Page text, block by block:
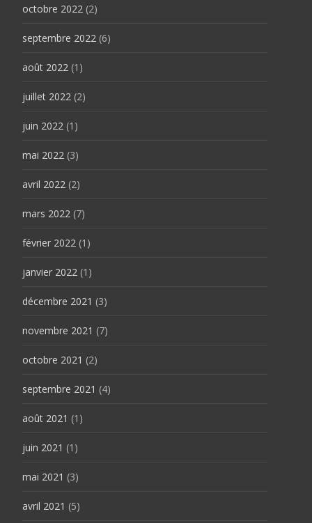
octobre 2022 (2)
septembre 2022 (6)
août 2022 (1)
juillet 2022 (2)
juin 2022 (1)
mai 2022 (3)
avril 2022 (2)
mars 2022 (7)
février 2022 (1)
janvier 2022 (1)
décembre 2021 (3)
novembre 2021 (7)
octobre 2021 (2)
septembre 2021 (4)
août 2021 (1)
juin 2021 (1)
mai 2021 (3)
avril 2021 (5)